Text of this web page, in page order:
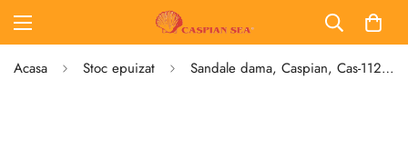
Acasa Stoc epuizat Sandale dama, Caspian, Cas-1122-T410, casual, piele naturala, maro